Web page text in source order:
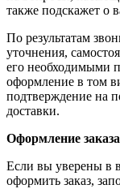
также подскажет о
По результатам
уточнения,
его необходимыми
оформление в том
подтверждение на
доставки.
Оформление
Если вы уверены в
оформить заказ,